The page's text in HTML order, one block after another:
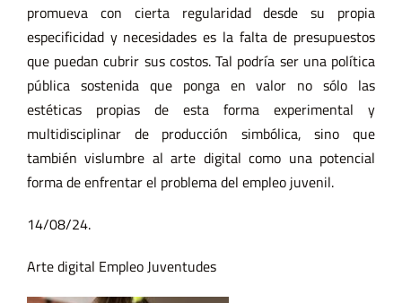
promueva con cierta regularidad desde su propia
especificidad y necesidades es la falta de presupuestos
que puedan cubrir sus costos. Tal podría ser una política
pública sostenida que ponga en valor no sólo las
estéticas propias de esta forma experimental y
multidisciplinar de producción simbólica, sino que
también vislumbre al arte digital como una potencial
forma de enfrentar el problema del empleo juvenil.
14/08/24.
Arte digital Empleo Juventudes